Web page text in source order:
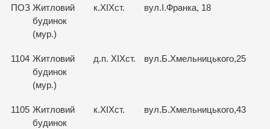
ПОЗ Житловий
будинок
(мур.)
к.ХІХст. вул.І.Франка, 18
1104 Житловий
будинок
(мур.)
д.п. ХІХст. вул.Б.Хмельницького,25
1105 Житловий
будинок
к.ХІХст. вул.Б.Хмельницького,43